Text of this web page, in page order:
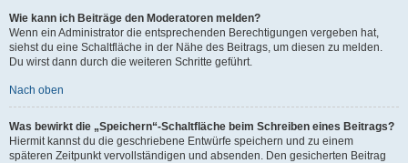
Wie kann ich Beiträge den Moderatoren melden?
Wenn ein Administrator die entsprechenden Berechtigungen vergeben hat,
siehst du eine Schaltfläche in der Nähe des Beitrags, um diesen zu melden.
Du wirst dann durch die weiteren Schritte geführt.
Nach oben
Was bewirkt die „Speichern“-Schaltfläche beim Schreiben eines Beitrags?
Hiermit kannst du die geschriebene Entwürfe speichern und zu einem
späteren Zeitpunkt vervollständigen und absenden. Den gesicherten Beitrag